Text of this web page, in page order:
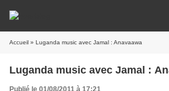
Accueil » Luganda music avec Jamal : Anavaawa
Luganda music avec Jamal :
Publié le 01/08/2011 à 17:21